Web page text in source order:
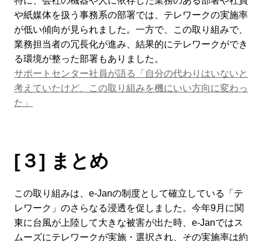
や紙媒体を扱う事務系の部署では、テレワークの実施率
が低い傾向が見られました。一方で、この取り組みで、
業務担当者の冗長化が進み、結果的にテレワークができ
る環境が整った部署もありました。
サポートセンター社員が語る「自分の代わりはいないと
考えていたけど、この取り組みを機にいい方向に変わっ
た」
[３] まとめ
この取り組みは、e-Janの制度として確立している「テ
レワーク」のさらなる浸透を促しました。今年9月に関
東に台風が上陸して大きな被害が出た時、e-Janではス
ムーズにテレワークが実施・選択され、その実施率は約